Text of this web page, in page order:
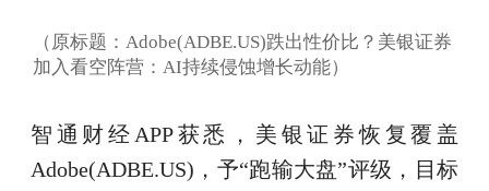
（原标题：Adobe(ADBE.US)跌出性价比？美银证券
加入看空阵营：AI持续侵蚀增长动能）
智通财经APP获悉，美银证券恢复覆盖
Adobe(ADBE.US)，予“跑输大盘”评级，目标